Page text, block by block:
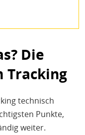
Die
Tracking
technisch
Punkte,
weiter.